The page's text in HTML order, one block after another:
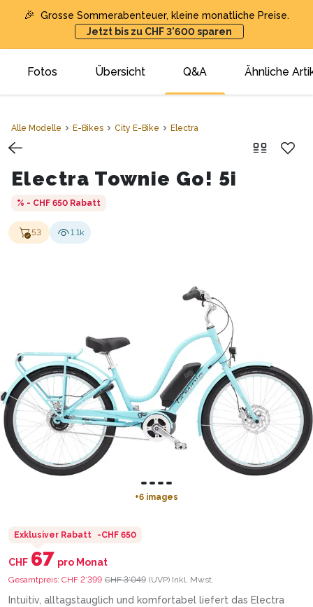
🎉
Grosse Sommerabenteuer, kleine monatliche Preise.
Jetzt bis zu CHF 3'600 sparen
Fotos Übersicht Q&A Ähnliche
Alle Modelle E-Bikes City E-Bike Electra
Electra Townie Go! 5i
% - CHF 650 Rabatt
+6 images
Exklusiver Rabatt -CHF 650
CHF 67 pro Monat
Gesamtpreis: CHF 2’399 CHF 3’049 (UVP) Inkl. Mwst.
Intuitiv, alltagstauglich und komfortabel liefert das Electra
53 1.1k